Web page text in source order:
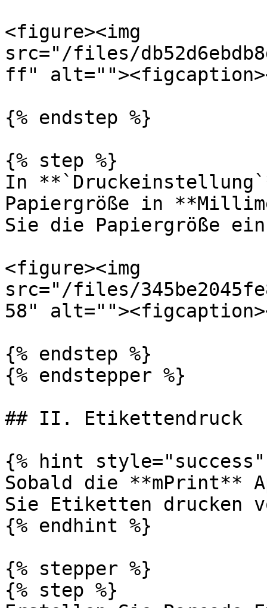
<figure><img
src="/files/
ff"
{% endstep %}
{% step %}
In
Papiergröße in
Sie die Papiergröße
<figure><img
src="/files/
58"
{% endstep %}
{% endstepper %}
## II. Etikettendruck
{% hint style="success"
Sobald die **mPrint**
Sie Etiketten drucken
{% endhint %}
{% stepper %}
{% step %}